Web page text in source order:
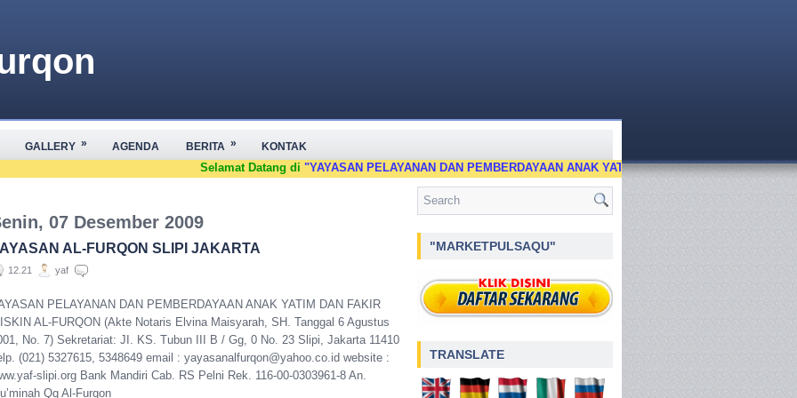
: JI. KS. Tubun III B Gg, 0
GALLERY » AGENDA BERITA » KONTAK
Selamat Datang di"YAYASAN PELAYANAN DAN PEMBERDAYAAN ANAK YATIM DAN FAKIR MISKIN AL-FURQON"
07 Desember 2009
AL-FURQON SLIPI JAKARTA
12.21 yaf
PELAYANAN DAN PEMBERDAYAAN ANAK YATIM DAN FAKIR
AL-FURQON (Akte Notaris Elvina Maisyarah, SH. Tanggal 6 Agustus
No. 7) Sekretariat: JI. KS. Tubun III B / Gg, 0 No. 23 Slipi, Jakarta 11410
(021) 5327615, 5348649 email : yayasanalfurqon@yahoo.co.id website :
slipi.org Bank Mandiri Cab. RS Pelni Rek. 116-00-0303961-8 An.
Qq Al-Furqon
"MARKETPULSAQU"
TRANSLATE